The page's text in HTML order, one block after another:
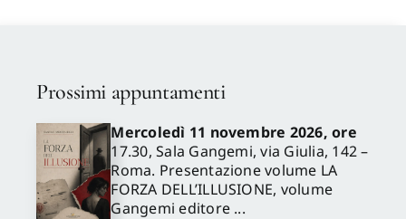
Prossimi appuntamenti
Mercoledì 11 novembre 2026, ore
17.30, Sala Gangemi, via Giulia, 142 –
Roma. Presentazione volume LA
FORZA DELL’ILLUSIONE, volume
Gangemi editore ...